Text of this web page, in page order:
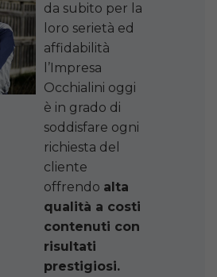
da subito per la
loro serietà ed
affidabilità
l’Impresa
Occhialini oggi
è in grado di
soddisfare ogni
richiesta del
cliente
offrendo alta
qualità a costi
contenuti con
risultati
prestigiosi.